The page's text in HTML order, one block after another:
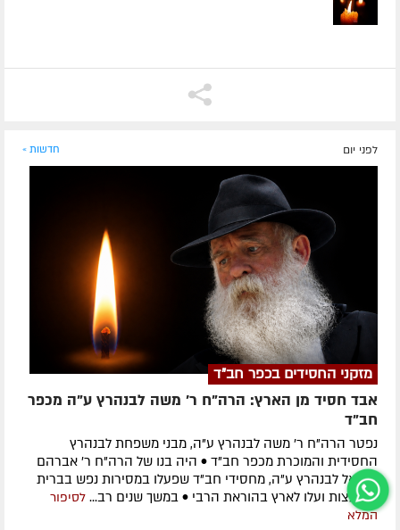
לפני יום חדשות »
מזקני החסידים בכפר חב"ד
אבד חסיד מן הארץ: הרה"ח ר' משה לבנהרץ ע"ה מכפר
חב"ד
נפטר הרה"ח ר' משה לבנהרץ ע"ה, מבני משפחת לבנהרץ
החסידית והמוכרת מכפר חב"ד • היה בנו של הרה"ח ר' אברהם
שמואל לבנהרץ ע"ה, מחסידי חב"ד שפעלו במסירות נפש בברית
המועצות ועלו לארץ בהוראת הרבי • במשך שנים רב... לסיפור
המלא